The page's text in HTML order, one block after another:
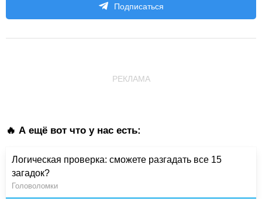
Подписаться
РЕКЛАМА
🔥 А ещё вот что у нас есть:
Логическая проверка: сможете разгадать все 15
загадок?
Головоломки